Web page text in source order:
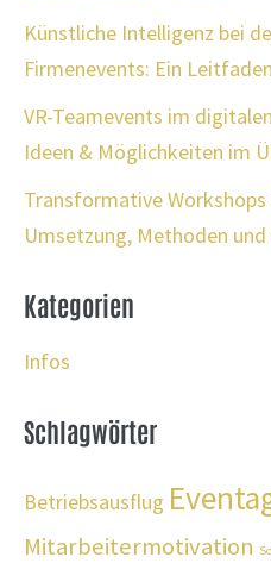
Künstliche Intelligenz bei
Firmenevents: Ein Leitfaden
VR-Teamevents im
Ideen & Möglichkeiten im
Transformative
Umsetzung, Methoden
Kategorien
Infos
Schlagwörter
Betriebsausflug
Mitarbeitermotivation